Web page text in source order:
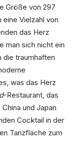
Größe von 297
Vielzahl von
das Herz
man sich nicht ein
die traumhaften
was das Herz
-Restaurant, das
und Japan
Cocktail in der
Tanzfläche zum